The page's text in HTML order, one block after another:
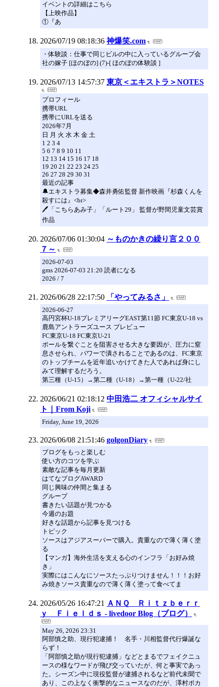
イベントの詳細はこちら
【上映作品】
①『あ
2026/07/19 08:18:36 神爆笑.com
・体験談：仕事で同じビルの中に入っているグループ会
社の嫁子 [ほのぼの] (7)-[ ほのぼの体験談 ]
2026/07/13 14:57:37 東京＜エキストラ＞NOTES
プロフィール
携帯URL
携帯にURLを送る
2026年7月
日 月 火 水 木 金 土
1 2 3 4
5 6 7 8 9 10 11
12 13 14 15 16 17 18
19 20 21 22 23 24 25
26 27 28 29 30 31
最近の記事
🔔エキストラ募集◆森井勇佑監督 新作映画『杉森くんを
殺すには』<br>
🖊「こちらあみ子」「ルート29」 監督が野間児童文芸賞
作品
2026/07/06 01:30:04 ～ものかきの繰り言２００
７～
2026-07-03
gms 2026-07-03 21:20 読者になる
2026 / 7
2026/06/28 22:17:50 「やってみるさ」
2026-06-27
高円宮杯U-18プレミアリーグEAST第11節 FC東京U-18 vs
鹿島アントラーズユース プレビュー
FC東京U-18 FC東京U-21
ボールを繋ぐことを阻害させる大きな要因が、圧力に窒
息させられ、パワーで潰されることであるのは、FC東京
のトップチームを近年追いかけてきた人であれば身にし
みて理解するだろう。
第三種（U-15）→第二種（U-18）→第一種（U-22/社
2026/06/21 02:18:12 中田浩二 オフィシャルサイ
ト｜From Koji
Friday, June 19, 2026
2026/06/08 21:51:46 golgonDiary
ブログをもっと楽しむ
使い方のコツを学ぶ
素敵な記事を毎月更新
はてなブログAWARD
同じ興味の仲間と集まる
グループ
書きたい話題が見つかる
今週のお題
好きな話題から記事を見つける
トピック
ソースはアジアスーパーで購入。貴重なので薄く薄く塗
る
【マンガ】海外生活を支える心のインフラ「お好み焼
き」
実際にはこんなにソースたっぷりつけません！！！お好
み焼きソース貴重なので薄く薄く塗って食べてま
2026/05/26 16:47:21
ＡＮＱ Ｒｉｔｚｂｅｒｒ
ｙ Ｆｉｅｌｄｓ - livedoor Blog（ブログ）
May 26, 2026 23:31
阿部慎之助、現行犯逮捕！ 名手・川相監督代行爆誕な
らず！
「阿部慎之助が現行犯逮捕」などとまるでフェイクニュ
ースの様なワードが飛び交っていたが、何と事実であっ
た。シーズン中に現役監督が逮捕されるなど前代未聞で
あり、この上なく衝撃的なニュースなのだが、澤村ポカ